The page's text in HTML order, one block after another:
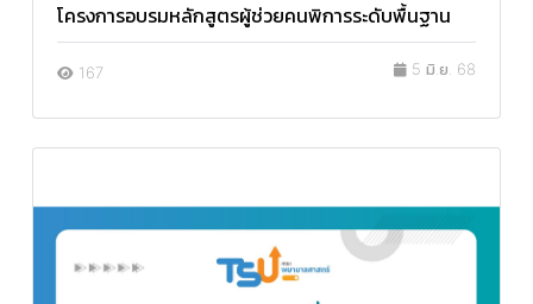
โครงการอบรมหลักสูตรผู้ช่วยคนพิการระดับพื้นฐาน
167 5 มิ.ย. 68